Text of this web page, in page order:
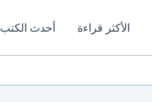
الأكثر قراءة أحدث الكتب